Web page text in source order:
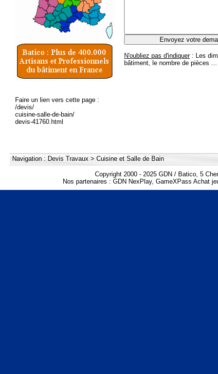
Faire un lien vers cette page :
/devis/
cuisine-salle-de-bain/
devis-41760.html
N'oubliez pas d'indiquer: Les
bâtiment, le nombre de pièces ...
Navigation : Devis Travaux > Cuisine et Salle de Bain
Copyright 2000 - 2025 GDN / Batico, 5
Nos partenaires : GDN NexPlay, GameXPass Achat